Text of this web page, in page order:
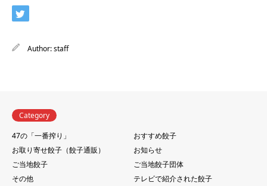
Author:staff
Category
47の「一番搾り」
おすすめ餃子
お取り寄せ餃子（餃子通販）
お知らせ
ご当地餃子
ご当地餃子団体
その他
テレビで紹介された餃子